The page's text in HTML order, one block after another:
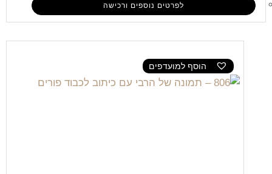
לפרטים נוספים ורכישה
הוסף למועדפים